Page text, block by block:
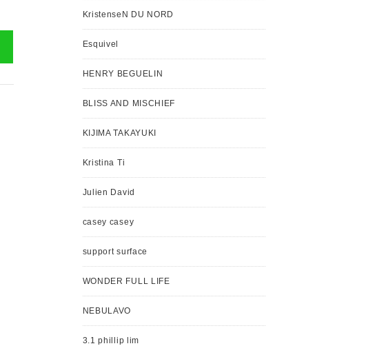
KristenseN DU NORD
Esquivel
HENRY BEGUELIN
BLISS AND MISCHIEF
KIJIMA TAKAYUKI
Kristina Ti
Julien David
casey casey
support surface
WONDER FULL LIFE
NEBULAVO
3.1 phillip lim